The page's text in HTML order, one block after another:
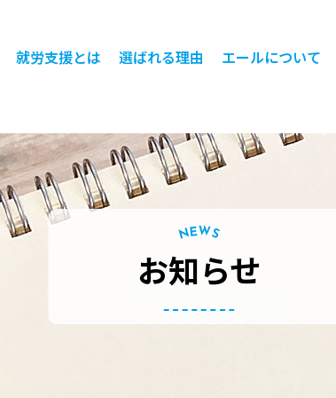
就労支援とは 選ばれる理由 エールについて
NEWS
お知らせ